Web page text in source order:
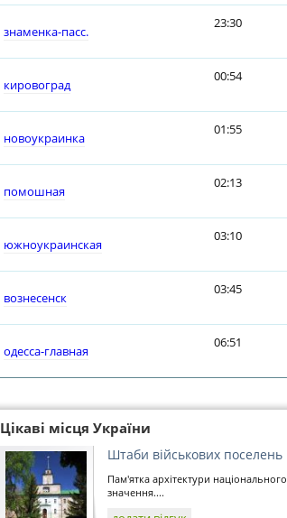
знаменка-пасс.
23:30
кировоград
00:54
новоукраинка
01:55
помошная
02:13
южноукраинская
03:10
вознесенск
03:45
одесса-главная
06:51
Цікаві місця України
Штаби військових поселень
Пам'ятка архітектури національного
значення....